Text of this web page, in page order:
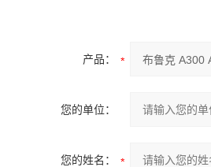
产品：
您的单位：
您的姓名：